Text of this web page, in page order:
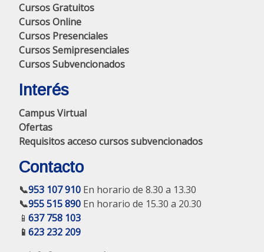
Cursos Gratuitos
Cursos Online
Cursos Presenciales
Cursos Semipresenciales
Cursos Subvencionados
Interés
Campus Virtual
Ofertas
Requisitos acceso cursos subvencionados
Contacto
📞953 107 910 En horario de 8.30 a 13.30
📞955 515 890 En horario de 15.30 a 20.30
📱 637 758 103
📱 623 232 209